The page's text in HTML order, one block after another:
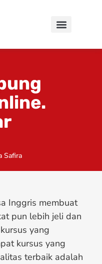
Safira
Inggris membuat
pun lebih jeli dan
yang
kursus yang
terbaik adalah